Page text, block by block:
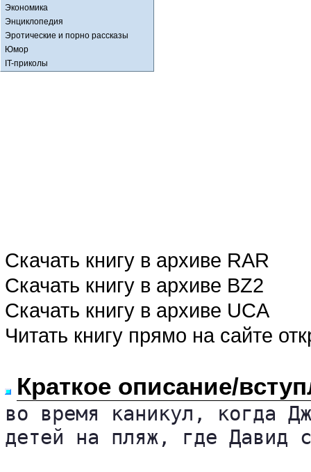
Экономика
Энциклопедия
Эротические и порно рассказы
Юмор
IT-приколы
Скачать книгу в архиве RAR
Скачать книгу в архиве BZ2
Скачать книгу в архиве UCA
Читать книгу прямо на сайте
Краткое описание/
во время каникул, когда
детей на пляж, где Давид